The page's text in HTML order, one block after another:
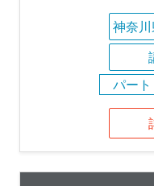
神奈
パート